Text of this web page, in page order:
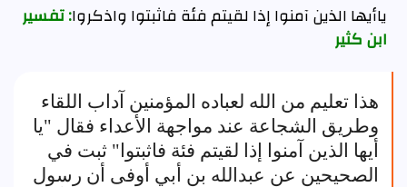
ياأيها الذين آمنوا إذا لقيتم فئة فاثبتوا واذكروا: تفسير
ابن كثير
هذا تعليم من الله لعباده المؤمنين آداب اللقاء
وطريق الشجاعة عند مواجهة الأعداء فقال "يا
أيها الذين آمنوا إذا لقيتم فئة فاثبتوا" ثبت في
الصحيحين عن عبدالله بن أبي أوفى أن رسول